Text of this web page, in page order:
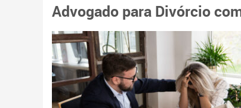
Advogado para Divórcio